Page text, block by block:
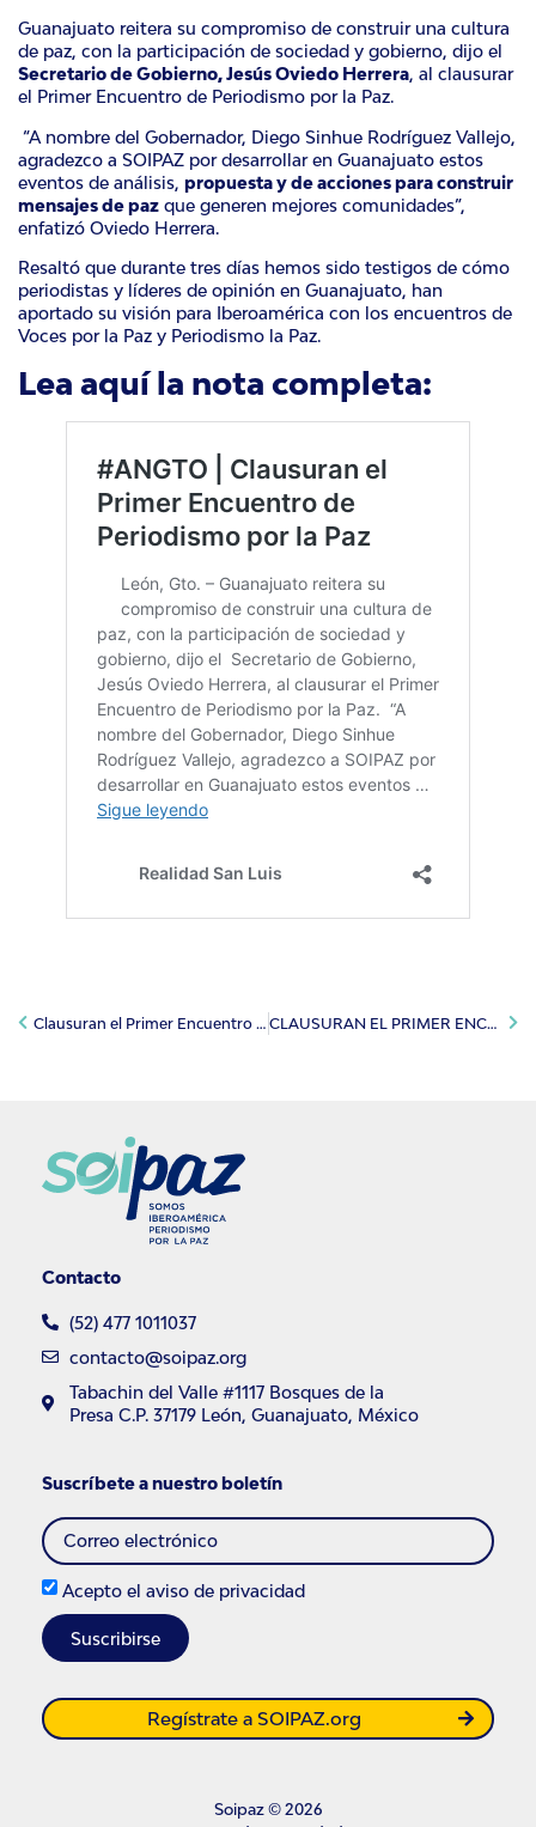
Guanajuato reitera su compromiso de construir una cultura
de paz, con la participación de sociedad y gobierno, dijo el
Secretario de Gobierno,Jesús Oviedo Herrera, al clausurar
el Primer Encuentro de Periodismo por la Paz.
“A nombre del Gobernador, Diego Sinhue Rodríguez Vallejo,
agradezco a SOIPAZ por desarrollar en Guanajuato estos
eventos de análisis, propuesta y de acciones para construir
mensajes de paz que generen mejores comunidades”,
enfatizó Oviedo Herrera.
Resaltó que durante tres días hemos sido testigos de cómo
periodistas y líderes de opinión en Guanajuato, han
aportado su visión para Iberoamérica con los encuentros de
Voces por la Paz y Periodismo la Paz.
Lea aquí la nota completa:
Clausuran el Primer Encuentro de Periodismo por la Paz CLAUSURAN EL PRIMER ENCUENTRO DE PERIODISMO POR LA PAZ
Contacto
(52) 477 1011037
contacto@soipaz.org
Tabachin del Valle #1117 Bosques de la
Presa C.P. 37179 León, Guanajuato, México
Suscríbete a nuestro boletín
Acepto el aviso de privacidad
Suscribirse
Regístrate a SOIPAZ.org
Soipaz © 2026